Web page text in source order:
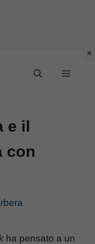
Menu
e il
con
ha pensato a un